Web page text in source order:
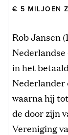
€ 5 MILJOEN
Rob Jansen
in het
Nederlander
waarna hij
de door zijn
Vereniging